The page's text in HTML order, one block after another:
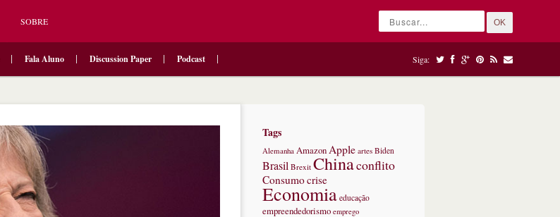
SOBRE OK
Fala Aluno Discussion Paper Podcast Siga:
Tags
Alemanha Amazon Apple artes Biden
Brasil Brexit Chinaconflito
Consumocrise
Economia educação
empreendedorismo emprego